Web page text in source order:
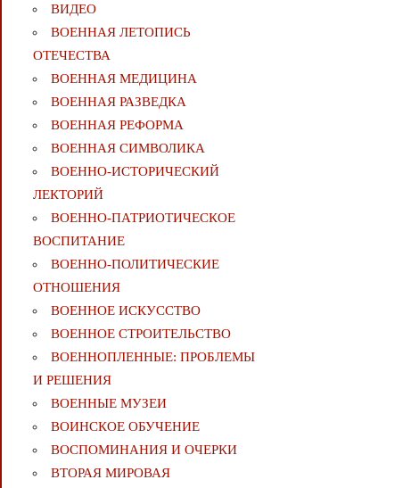
ВИДЕО
ВОЕННАЯ ЛЕТОПИСЬ
ОТЕЧЕСТВА
ВОЕННАЯ МЕДИЦИНА
ВОЕННАЯ РАЗВЕДКА
ВОЕННАЯ РЕФОРМА
ВОЕННАЯ СИМВОЛИКА
ВОЕННО-ИСТОРИЧЕСКИЙ
ЛЕКТОРИЙ
ВОЕННО-ПАТРИОТИЧЕСКОЕ
ВОСПИТАНИЕ
ВОЕННО-ПОЛИТИЧЕСКИE
ОТНОШЕНИЯ
ВОЕННОЕ ИСКУССТВО
ВОЕННОЕ СТРОИТЕЛЬСТВО
ВОЕННОПЛЕННЫЕ: ПРОБЛЕМЫ
И РЕШЕНИЯ
ВОЕННЫЕ МУЗЕИ
ВОИНСКОЕ ОБУЧЕНИЕ
ВОСПОМИНАНИЯ И ОЧЕРКИ
ВТОРАЯ МИРОВАЯ